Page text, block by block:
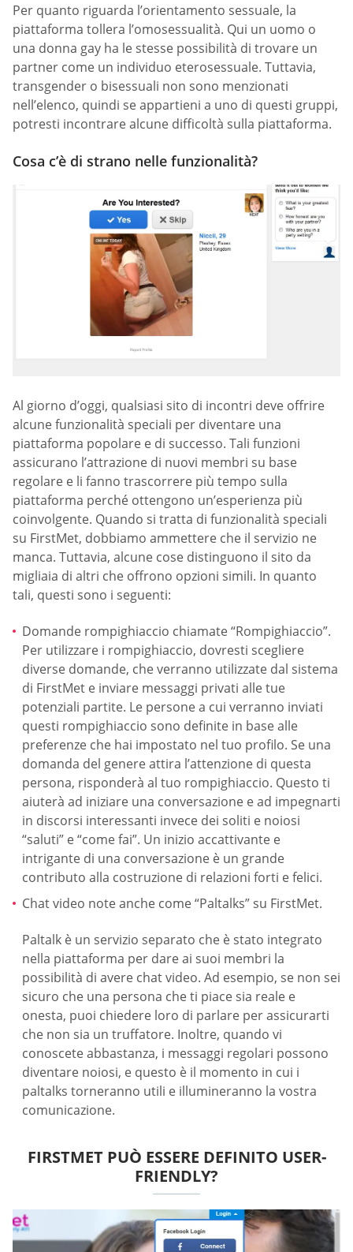
Per quanto riguarda l’orientamento sessuale, la
piattaforma tollera l’omosessualità. Qui un uomo o
una donna gay ha le stesse possibilità di trovare un
partner come un individuo eterosessuale. Tuttavia,
transgender o bisessuali non sono menzionati
nell’elenco, quindi se appartieni a uno di questi gruppi,
potresti incontrare alcune difficoltà sulla piattaforma.
Cosa c’è di strano nelle funzionalità?
Al giorno d’oggi, qualsiasi sito di incontri deve offrire
alcune funzionalità speciali per diventare una
piattaforma popolare e di successo. Tali funzioni
assicurano l’attrazione di nuovi membri su base
regolare e li fanno trascorrere più tempo sulla
piattaforma perché ottengono un’esperienza più
coinvolgente. Quando si tratta di funzionalità speciali
su FirstMet, dobbiamo ammettere che il servizio ne
manca. Tuttavia, alcune cose distinguono il sito da
migliaia di altri che offrono opzioni simili. In quanto
tali, questi sono i seguenti:
Domande rompighiaccio chiamate “Rompighiaccio”.
Per utilizzare i rompighiaccio, dovresti scegliere
diverse domande, che verranno utilizzate dal sistema
di FirstMet e inviare messaggi privati alle tue
potenziali partite. Le persone a cui verranno inviati
questi rompighiaccio sono definite in base alle
preferenze che hai impostato nel tuo profilo. Se una
domanda del genere attira l’attenzione di questa
persona, risponderà al tuo rompighiaccio. Questo ti
aiuterà ad iniziare una conversazione e ad impegnarti
in discorsi interessanti invece dei soliti e noiosi
“saluti” e “come fai”. Un inizio accattivante e
intrigante di una conversazione è un grande
contributo alla costruzione di relazioni forti e felici.
Chat video note anche come “Paltalks” su FirstMet.
Paltalk è un servizio separato che è stato integrato
nella piattaforma per dare ai suoi membri la
possibilità di avere chat video. Ad esempio, se non sei
sicuro che una persona che ti piace sia reale e
onesta, puoi chiedere loro di parlare per assicurarti
che non sia un truffatore. Inoltre, quando vi
conoscete abbastanza, i messaggi regolari possono
diventare noiosi, e questo è il momento in cui i
paltalks torneranno utili e illumineranno la vostra
comunicazione.
FIRSTMET PUÒ ESSERE DEFINITO USER-
FRIENDLY?